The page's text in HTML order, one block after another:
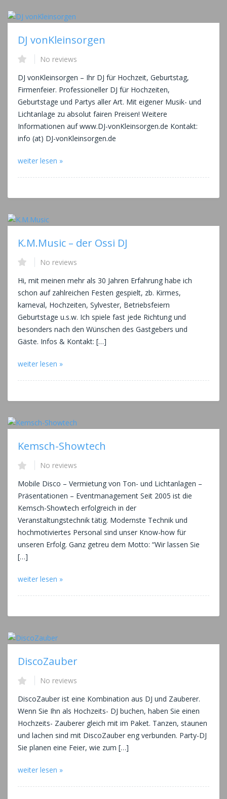
DJ vonKleinsorgen
No reviews
DJ vonKleinsorgen – Ihr DJ für Hochzeit, Geburtstag,
Firmenfeier. Professioneller DJ für Hochzeiten,
Geburtstage und Partys aller Art. Mit eigener Musik- und
Lichtanlage zu absolut fairen Preisen! Weitere
Informationen auf www.DJ-vonKleinsorgen.de Kontakt:
info (at) DJ-vonKleinsorgen.de
weiter lesen »
K.M.Music – der Ossi DJ
No reviews
Hi, mit meinen mehr als 30 Jahren Erfahrung habe ich
schon auf zahlreichen Festen gespielt, zb. Kirmes,
karneval, Hochzeiten, Sylvester, Betriebsfeiern
Geburtstage u.s.w. Ich spiele fast jede Richtung und
besonders nach den Wünschen des Gastgebers und
Gäste. Infos & Kontakt: […]
weiter lesen »
Kemsch-Showtech
No reviews
Mobile Disco – Vermietung von Ton- und Lichtanlagen –
Präsentationen – Eventmanagement Seit 2005 ist die
Kemsch-Showtech erfolgreich in der
Veranstaltungstechnik tätig. Modernste Technik und
hochmotiviertes Personal sind unser Know-how für
unseren Erfolg. Ganz getreu dem Motto: “Wir lassen Sie
[…]
weiter lesen »
DiscoZauber
No reviews
DiscoZauber ist eine Kombination aus DJ und Zauberer.
Wenn Sie Ihn als Hochzeits- DJ buchen, haben Sie einen
Hochzeits- Zauberer gleich mit im Paket. Tanzen, staunen
und lachen sind mit DiscoZauber eng verbunden. Party-DJ
Sie planen eine Feier, wie zum […]
weiter lesen »